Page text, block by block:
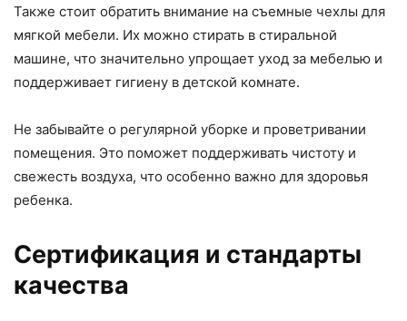
Также стоит обратить внимание на съемные чехлы для
мягкой мебели. Их можно стирать в стиральной
машине, что значительно упрощает уход за мебелью и
поддерживает гигиену в детской комнате.
Не забывайте о регулярной уборке и проветривании
помещения. Это поможет поддерживать чистоту и
свежесть воздуха, что особенно важно для здоровья
ребенка.
Сертификация и стандарты
качества